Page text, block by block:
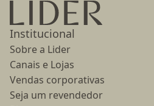
Ir para a página inicial
Institucional
Sobre a Lider
Canais e Lojas
Vendas corporativas
Seja um revendedor